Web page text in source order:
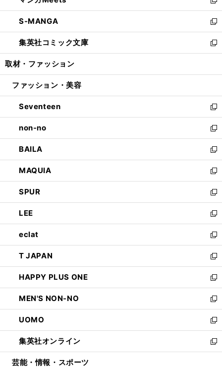
開
く
ウ
で
開
く
ン
ド
ウ
で
開
ウ
ィ
ン
ド
ウ
開
新
し
い
ウ
ィ
ン
ウ
開
く
S-MANGA
新
し
い
ウ
ン
ウ
で
開
く
集英社コミック文庫
新
し
ウ
ン
ド
ウ
で
開
く
取材・ファッション
ファッション・美容
Seventeen
新
し
い
ウ
ィ
ン
ド
ウ
で
開
く
non-no
新
し
い
ウ
ィ
ン
ド
ウ
で
開
く
BAILA
新
し
い
ウ
ィ
ン
ド
ウ
で
開
く
MAQUIA
新
し
い
ウ
ィ
ン
ド
ウ
で
開
く
SPUR
新
し
い
ウ
ィ
ン
ド
ウ
で
開
く
LEE
新
し
い
ウ
ィ
ン
ド
ウ
で
開
く
eclat
新
し
い
ウ
ィ
ン
ド
ウ
で
開
く
T JAPAN
新
し
い
ウ
ィ
ン
ド
ウ
で
開
HAPPY PLUS ONE
新
し
い
ウ
ィ
ン
ド
ウ
MEN'S NON-NO
新
し
い
ウ
ィ
ン
UOMO
新
し
い
ウ
集英社オンライン
新
し
芸能・情報・スポーツ